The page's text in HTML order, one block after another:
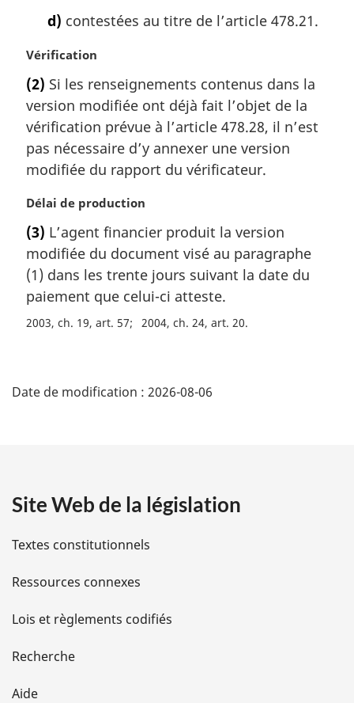
d) contestées au titre de l’article 478.21.
N
t
e
m
r
g
n
a
e
:
Vérification
(2) Si les renseignements contenus dans la
version modifiée ont déjà fait l’objet de la
vérification prévue à l’article 478.28, il n’est
pas nécessaire d’y annexer une version
modifiée du rapport du vérificateur.
N
t
e
m
a
r
g
l
Délai de production
(3) L’agent financier produit la version
modifiée du document visé au paragraphe
(1) dans les trente jours suivant la date du
paiement que celui-ci atteste.
2003, ch. 19, art. 57 2004, ch. 24, art. 20
é
i
l
s
d
e
l
Date de modification : 2026-08-06
Site Web de la législation
Textes constitutionnels
Ressources connexes
Lois et règlements codifiés
Recherche
Aide